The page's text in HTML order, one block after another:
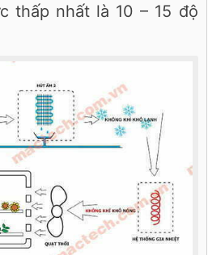
thấp nhất là 10 – 15 độ